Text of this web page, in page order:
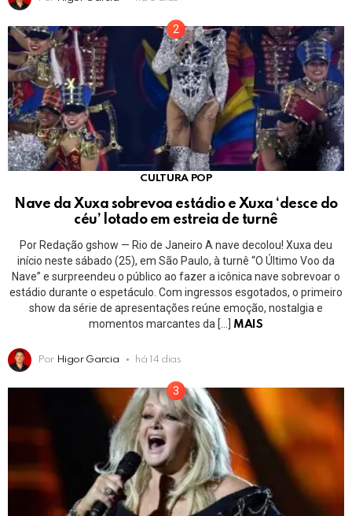
CULTURA POP
Nave da Xuxa sobrevoa estádio e Xuxa ‘desce do
céu’ lotado em estreia de turnê
Por Redação gshow — Rio de Janeiro A nave decolou! Xuxa deu
início neste sábado (25), em São Paulo, à turnê “O Último Voo da
Nave” e surpreendeu o público ao fazer a icônica nave sobrevoar o
estádio durante o espetáculo. Com ingressos esgotados, o primeiro
show da série de apresentações reúne emoção, nostalgia e
momentos marcantes da […]
MAIS
Por Higor Garcia há 14 dias